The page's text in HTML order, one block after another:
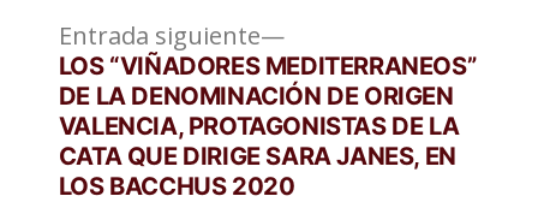
Navegación
de
entradas
Entrada siguiente
Entrada
siguiente:
LOS “VIÑADORES MEDITERRANEOS”
DE LA DENOMINACIÓN DE ORIGEN
VALENCIA, PROTAGONISTAS DE LA
CATA QUE DIRIGE SARA JANES, EN
LOS BACCHUS 2020